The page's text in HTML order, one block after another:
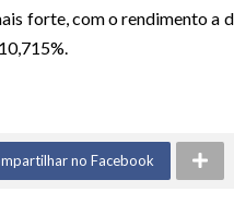
forte, com o rendimento a
no Facebook